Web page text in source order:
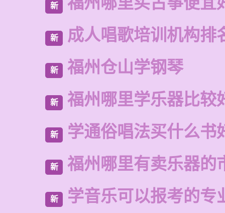
新
新 成人唱歌培训机构排
新 福州仓山学钢琴
新 福州哪里学乐器比较
新 学通俗唱法买什么书
新 福州哪里有卖乐器的
新 学音乐可以报考的专